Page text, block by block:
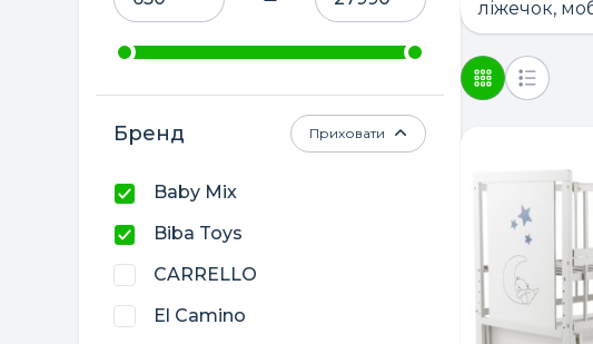
Бренд
Baby Mix
Biba Toys
CARRELLO
El Camino
Приховати
ліжечок,